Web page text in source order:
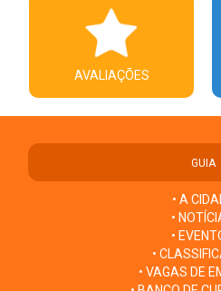
AVALIAÇÕES
GUIA
• A
•
•
•
• VAGAS DE